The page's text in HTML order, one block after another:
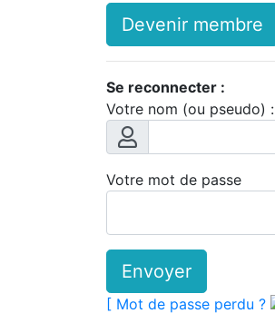
Devenir membre
Se reconnecter :
Votre nom (ou pseudo) :
Votre mot de passe
Envoyer
[ Mot de passe perdu ?